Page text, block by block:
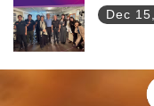
Dec